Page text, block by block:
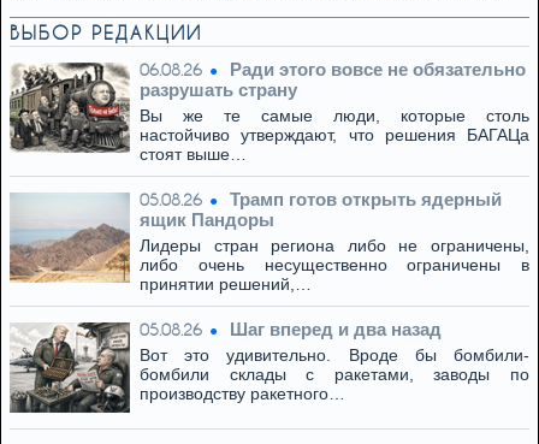
ВЫБОР РЕДАКЦИИ
06.08.26
Ради этого вовсе не обязательно
разрушать страну
Вы же те самые люди, которые столь
настойчиво утверждают, что решения БАГАЦа
стоят выше…
05.08.26
Трамп готов открыть ядерный
ящик Пандоры
Лидеры стран региона либо не ограничены,
либо очень несущественно ограничены в
принятии решений,…
05.08.26 Шаг вперед и два назад
Вот это удивительно. Вроде бы бомбили-
бомбили склады с ракетами, заводы по
производству ракетного…